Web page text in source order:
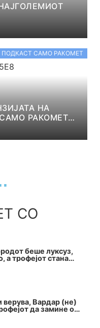
ПОДКАСТ САМО РАКОМЕТ
НА
РАКОМЕТ
СО
беше луксуз,
а трофејот стана
верува, Вардар (не)
да замине од